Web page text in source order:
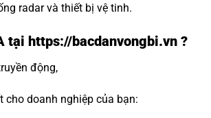
radar và thiết bị vệ tinh.
tại https://bacdanvongbi.vn ?
động,
doanh nghiệp của bạn: